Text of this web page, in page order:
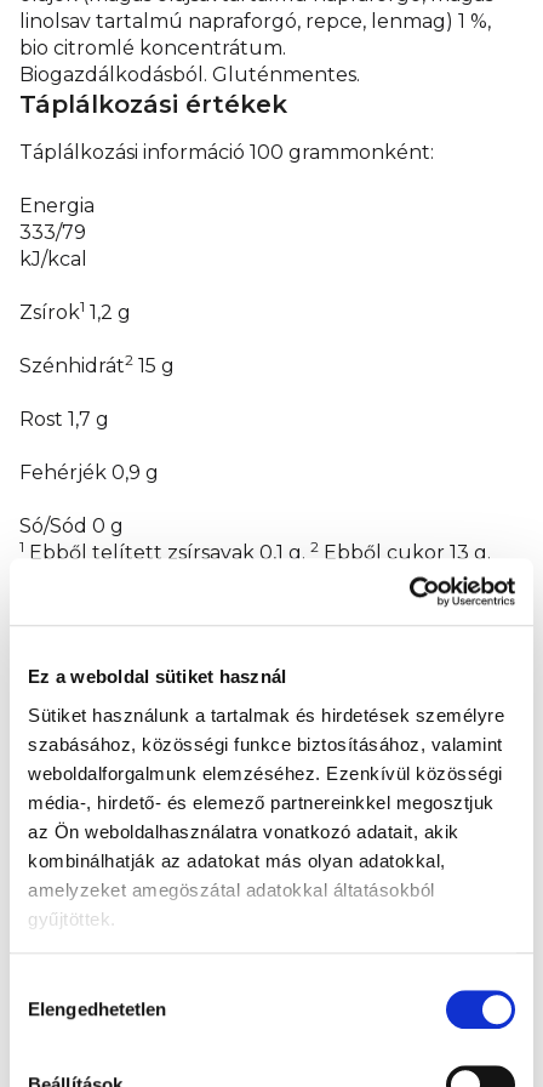
Ez a weboldal sütiket használ
Sütiket használunk a tartalmak és hirdetések személyre
szabásához, közösségi funkce biztosításához, valamint
weboldalforgalmunk elemzéséhez. Ezenkívül közösségi
média-, hirdető- és elemező partnereinkkel megosztjuk
az Ön weboldalhasználatra vonatkozó adatait, akik
kombinálhatják az adatokat más olyan adatokkal,
amelyzeket amegöszátal adatokkal áltatásokból
gyűjtöttek.
kiválasztása
Elengedhetetlen
linolsav tartalmú napraforgó, repce, lenmag) 1 %,
bio citromlé koncentrátum.
Biogazdálkodásból. Gluténmentes.
Táplálkozási értékek
Táplálkozási információ 100 grammonként:
Energia
333/79
kJ/kcal
Zsírok1 1,2 g
Szénhidrát2 15 g
Rost 1,7 g
Fehérjék 0,9 g
Só/Sód 0 g
1 Ebből telített zsírsavak 0,1 g. 2 Ebből cukor 13 g.
Rostforrás
Gluténmentes
Az elégedett pocakért
Visszazárható csomagolás
Jól rázza fel és csavarja el a kupakot.